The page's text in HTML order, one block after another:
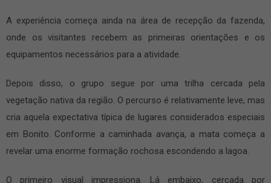
A experiência começa ainda na área de recepção da fazenda,
onde os visitantes recebem as primeiras orientações e os
equipamentos necessários para a atividade.
Depois disso, o grupo segue por uma trilha cercada pela
vegetação nativa da região. O percurso é relativamente leve, mas
cria aquela expectativa típica de lugares considerados especiais
em Bonito. Conforme a caminhada avança, a mata começa a
revelar uma enorme formação rochosa escondendo a lagoa.
O primeiro visual impressiona. Lá embaixo, cercada por